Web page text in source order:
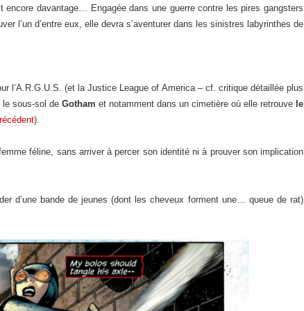
davantage… Engagée dans une guerre contre les pires gangsters
l’un d’entre eux, elle devra s’aventurer dans les sinistres labyrinthes de
l’A.R.G.U.S. (et la Justice League of America – cf. critique détaillée plus
le sous-sol de Gotham et notamment dans un cimetière où elle retrouve le
).
féline, sans arriver à percer son identité ni à prouver son implication
d’une bande de jeunes (dont les cheveux forment une… queue de rat)